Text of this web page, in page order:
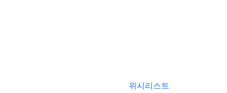
위시리스트